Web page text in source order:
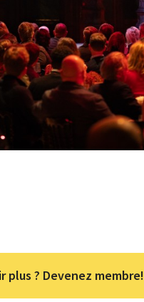
plus ? Devenez membre!